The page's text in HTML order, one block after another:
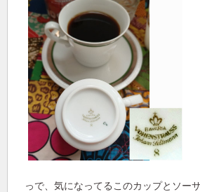
っで、気になってるこのカップとソー